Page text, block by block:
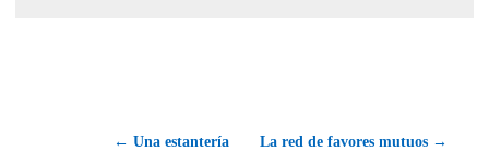
← Una estantería La red de favores mutuos →